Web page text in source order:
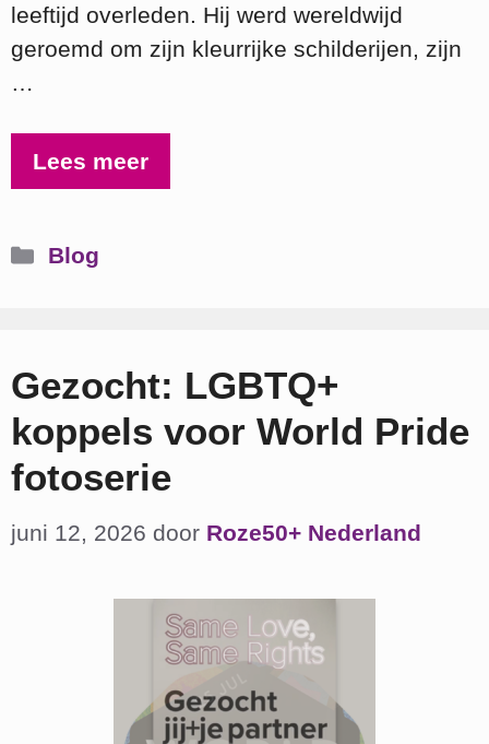
leeftijd overleden. Hij werd wereldwijd
geroemd om zijn kleurrijke schilderijen, zijn
…
Lees meer
Categorieën
Blog
Gezocht: LGBTQ+
koppels voor World Pride
fotoserie
juni 12, 2026 door Roze50+ Nederland